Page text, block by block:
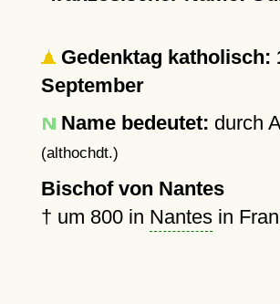
Gedenktag katholisch:
September
Name bedeutet: durch
(althochdt.)
Bischof von Nantes
† um 800in Nantesin